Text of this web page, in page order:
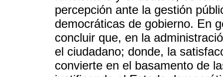
percepción ante la gestión
democráticas de gobierno. En
concluir que, en la
el ciudadano; donde, la
convierte en el basamento de